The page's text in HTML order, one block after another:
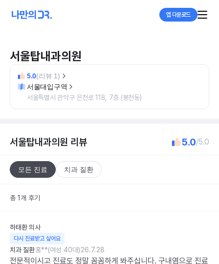
앱 다운로드
서울탑내과의원
5.0(리뷰 1)
서울대입구역
서울특별시 관악구 은천로 118, 7층 (봉천동)
서울탑내과의원 리뷰 5.0/5.0
모든 진료 치과 질환
총 1개 후기
하태환의사
다시 진료받고 싶어요
치과 질환홍**(여성 40대)26.7.28
전문적이시고 진료도 정말 꼼꼼하게 봐주십니다. 구내염으로 진료